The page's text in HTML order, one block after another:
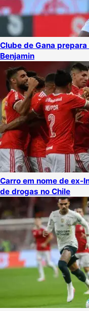
Clube de Gana
Benjamin
Carro em nome de ex-
de drogas no Chile